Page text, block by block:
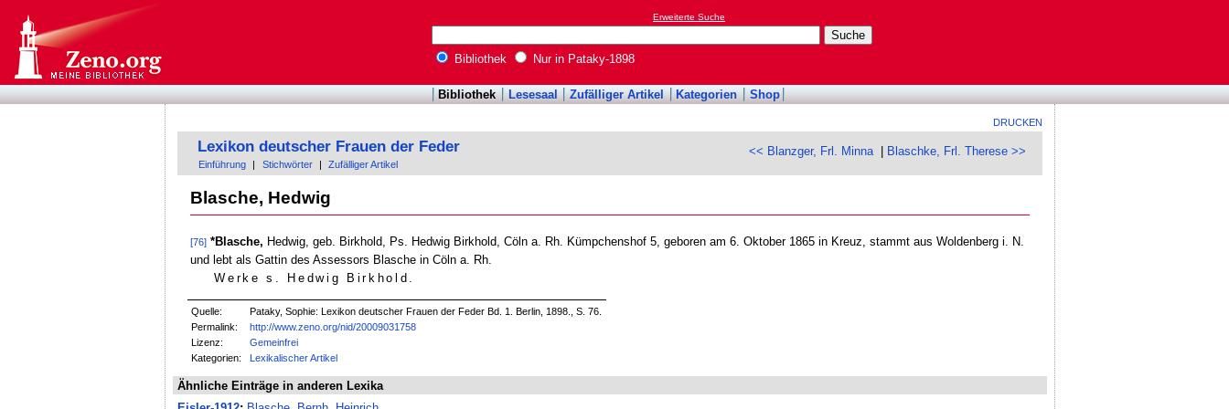
Erweiterte Suche
Bibliothek Nur in Pataky-1898
Bibliothek Lesesaal Zufälliger Artikel Kategorien Shop
DRUCKEN
<< Blanzger, Frl. Minna| Blaschke, Frl. Therese >>
Lexikon deutscher Frauen der Feder
Einführung Stichwörter Zufälliger Artikel
Blasche, Hedwig
[76] *Blasche, Hedwig, geb. Birkhold, Ps. Hedwig Birkhold, Cöln a. Rh. Kümpchenshof 5, geboren am 6. Oktober 1865 in Kreuz, stammt aus Woldenberg i. N.
und lebt als Gattin des Assessors Blasche in Cöln a. Rh.
Werke s. Hedwig Birkhold
Quelle:
Pataky, Sophie: Lexikon deutscher Frauen der Feder Bd. 1. Berlin, 1898., S. 76.
Permalink:
http://www.zeno.org/nid/20009031758
Lizenz:
Gemeinfrei
Kategorien:
Lexikalischer Artikel
Ähnliche Einträge in anderen Lexika